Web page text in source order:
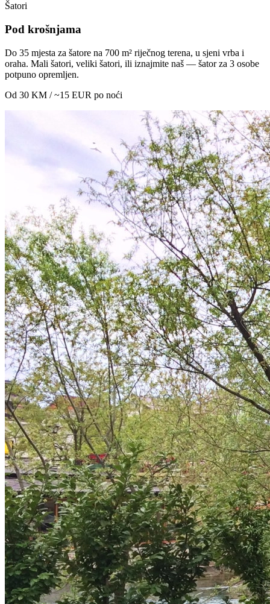
Šatori
Pod krošnjama
Do 35 mjesta za šatore na 700 m² riječnog terena, u sjeni vrba i
oraha. Mali šatori, veliki šatori, ili iznajmite naš — šator za 3 osobe
potpuno opremljen.
Od 30 KM / ~15 EUR po noći